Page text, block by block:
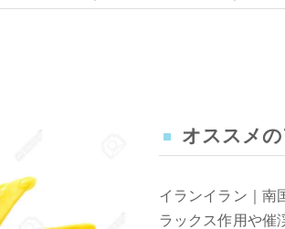
オススメ
イランイラン｜南
ラックス作用や催